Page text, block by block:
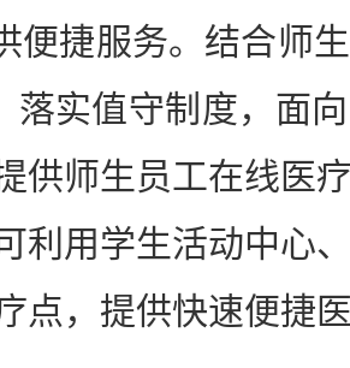
捷服务。结合师生
落实值守制度，面
供师生员工在线医
利用学生活动中心
点，提供快速便捷